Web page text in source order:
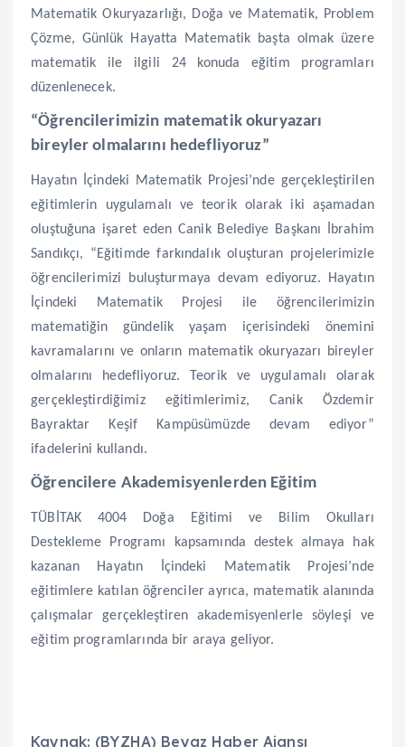
Matematik Okuryazarlığı, Doğa ve Matematik, Problem
Çözme, Günlük Hayatta Matematik başta olmak üzere
matematik ile ilgili 24 konuda eğitim programları
düzenlenecek.
“Öğrencilerimizin matematik okuryazarı
bireyler olmalarını hedefliyoruz”
Hayatın İçindeki Matematik Projesi’nde gerçekleştirilen
eğitimlerin uygulamalı ve teorik olarak iki aşamadan
oluştuğuna işaret eden Canik Belediye Başkanı İbrahim
Sandıkçı, “Eğitimde farkındalık oluşturan projelerimizle
öğrencilerimizi buluşturmaya devam ediyoruz. Hayatın
İçindeki Matematik Projesi ile öğrencilerimizin
matematiğin gündelik yaşam içerisindeki önemini
kavramalarını ve onların matematik okuryazarı bireyler
olmalarını hedefliyoruz. Teorik ve uygulamalı olarak
gerçekleştirdiğimiz eğitimlerimiz, Canik Özdemir
Bayraktar Keşif Kampüsümüzde devam ediyor”
ifadelerini kullandı.
Öğrencilere Akademisyenlerden Eğitim
TÜBİTAK 4004 Doğa Eğitimi ve Bilim Okulları
Destekleme Programı kapsamında destek almaya hak
kazanan Hayatın İçindeki Matematik Projesi’nde
eğitimlere katılan öğrenciler ayrıca, matematik alanında
çalışmalar gerçekleştiren akademisyenlerle söyleşi ve
eğitim programlarında bir araya geliyor.
Kaynak: (BYZHA) Beyaz Haber Ajansı